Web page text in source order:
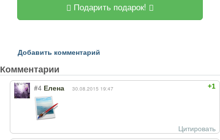
Подарить подарок!
Добавить комментарий
Комментарии
+1
#4 Елена 30.08.2015 19:47
Цитировать